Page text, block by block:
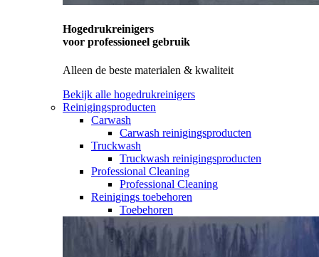
Hogedrukreinigers
voor professioneel gebruik
Alleen de beste materialen & kwaliteit
Bekijk alle hogedrukreinigers
Reinigingsproducten
Carwash
Carwash reinigingsproducten
Truckwash
Truckwash reinigingsproducten
Professional Cleaning
Professional Cleaning
Reinigings toebehoren
Toebehoren